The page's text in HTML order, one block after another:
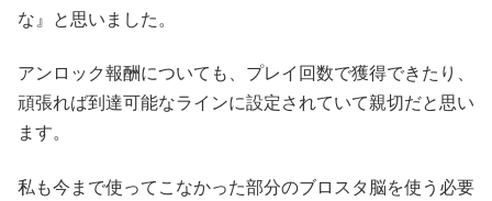
な』と思いました。
アンロック報酬についても、プレイ回数で獲得できたり、
頑張れば到達可能なラインに設定されていて親切だと思い
ます。
私も今まで使ってこなかった部分のブロスタ脳を使う必要